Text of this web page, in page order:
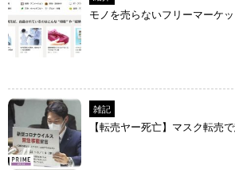
モノを売らないフリーマーケッ
雑記
【転売ヤー死亡】マスク転売